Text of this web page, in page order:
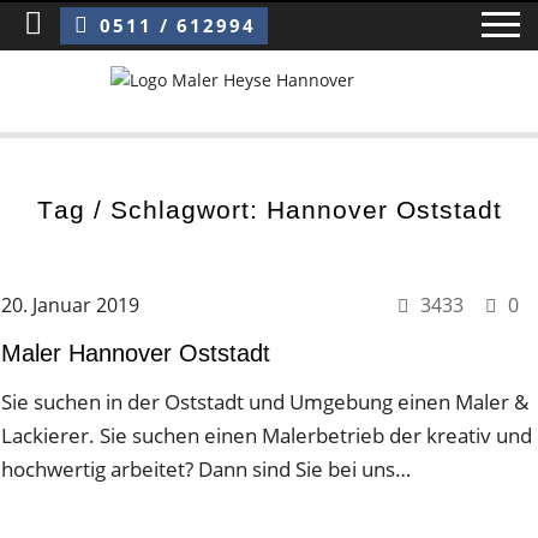
Sie sind hier:Maler Hannover Oststadt
0511 / 612994
Mitarbeiter / Das Team
Referenzen und Kundenbewertungen
Tag / Schlagwort: Hannover Oststadt
20. Januar 2019 3433
0
Maler Hannover Oststadt
Sie suchen in der Oststadt und Umgebung einen Maler &
Lackierer. Sie suchen einen Malerbetrieb der kreativ und
hochwertig arbeitet? Dann sind Sie bei uns…